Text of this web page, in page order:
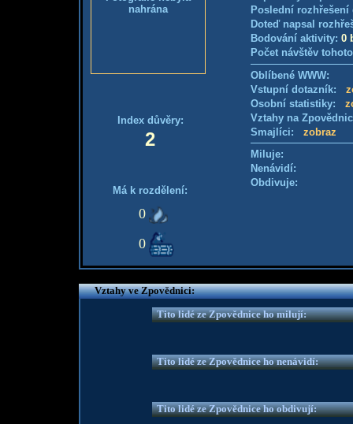
nahrána
Index důvěry:
2
Má k rozdělení:
0
0
Poslední
Doteď napsal
Bodování aktivity: 0
Počet návštěv
Oblíbené WWW:
Vstupní dotazník:
Osobní statistiky:
Vztahy na
Smajlíci: zobraz
Miluje:
Nenávidí:
Obdivuje:
Vztahy ve Zpovědnici:
Tito lidé ze Zpovědnice ho milují:
Tito lidé ze Zpovědnice ho nenávidí:
Tito lidé ze Zpovědnice ho obdivují: